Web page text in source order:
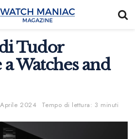
Tudor
Watches and
2024 Tempo di lettura: 3 minuti